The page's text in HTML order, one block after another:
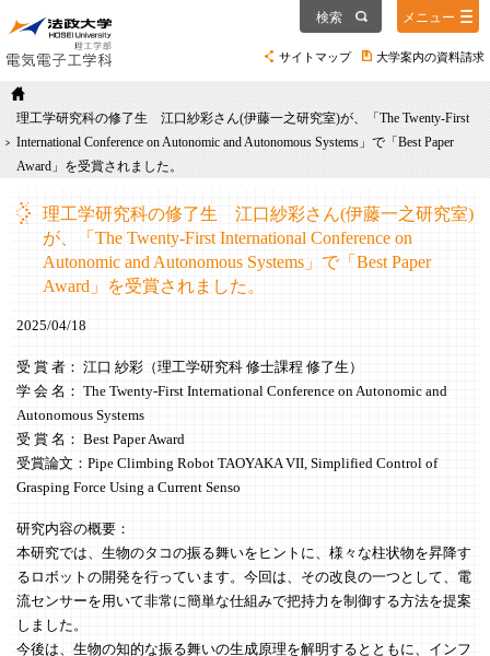
サイトマップ 大学案内の資料請求
検索 メニュー
理工学研究科の修了生 江口紗彩さん(伊藤一之研究室)が、「The Twenty-First
International Conference on Autonomic and Autonomous Systems」で「Best Paper
Award」を受賞されました。
理工学研究科の修了生 江口紗彩さん(伊藤一之研究室)
が、「The Twenty-First International Conference on
Autonomic and Autonomous Systems」で「Best Paper
Award」を受賞されました。
2025/04/18
受 賞 者： 江口 紗彩（理工学研究科 修士課程 修了生）
学 会 名： The Twenty-First International Conference on Autonomic and
Autonomous Systems
受 賞 名： Best Paper Award
受賞論文：Pipe Climbing Robot TAOYAKA VII, Simplified Control of
Grasping Force Using a Current Senso
研究内容の概要：
本研究では、生物のタコの振る舞いをヒントに、様々な柱状物を昇降す
るロボットの開発を行っています。今回は、その改良の一つとして、電
流センサーを用いて非常に簡単な仕組みで把持力を制御する方法を提案
しました。
今後は、生物の知的な振る舞いの生成原理を解明するとともに、インフ